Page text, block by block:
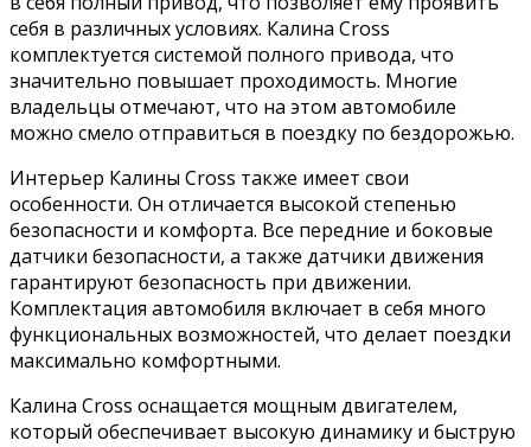
себя в различных условиях. Калина Cross
комплектуется системой полного привода, что
значительно повышает проходимость. Многие
владельцы отмечают, что на этом автомобиле
можно смело отправиться в поездку по бездорожью.
Интерьер Калины Cross также имеет свои
особенности. Он отличается высокой степенью
безопасности и комфорта. Все передние и боковые
датчики безопасности, а также датчики движения
гарантируют безопасность при движении.
Комплектация автомобиля включает в себя много
функциональных возможностей, что делает поездки
максимально комфортными.
Калина Cross оснащается мощным двигателем,
который обеспечивает высокую динамику и быструю